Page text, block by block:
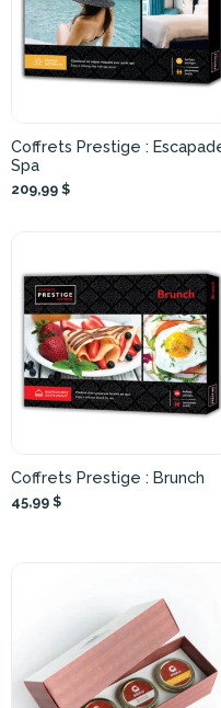
Coffrets Prestige :
Spa
209,99 $
Coffrets Prestige : Brunch
45,99 $